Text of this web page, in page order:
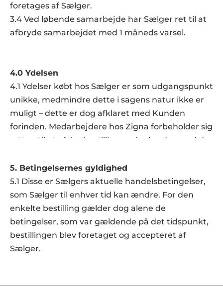
foretages af Sælger.
3.4 Ved løbende samarbejde har Sælger ret til at
afbryde samarbejdet med 1 måneds varsel.
4.0 Ydelsen
4.1 Ydelser købt hos Sælger er som udgangspunkt
unikke, medmindre dette i sagens natur ikke er
muligt – dette er dog afklaret med Kunden
forinden. Medarbejdere hos Zigna forbeholder sig
retten til at afvise bestillinger, der bryder med de
som findes i dansk ret.
4.2 Såfremt Kunden fremsætter et spillerum for
ydelsens omfang, forbeholder Sælger sig retten
til uden videre af fastsætte det præcise omfang.
Aftales der ikke noget omfang for teksten,
fastsætter Sælger ligeledes omfanget.
4.3 Aftales der bestilling af flere tekster, leveres
udtrykkelig, forudgående aftale.
5. Betingelsernes gyldighed
5.1 Disse er Sælgers aktuelle handelsbetingelser,
som Sælger til enhver tid kan ændre. For den
enkelte bestilling gælder dog alene de
betingelser, som var gældende på det tidspunkt,
bestillingen blev foretaget og accepteret af
Sælger.